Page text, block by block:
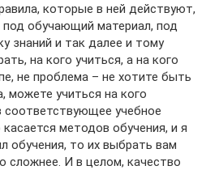
которые в ней действуют,
обучающий материал, под
знаний и так далее и тому
на кого учиться, а на кого
не проблема – не хотите быть
можете учиться на кого
соответствующее учебное
методов обучения, и я
обучения, то их выбрать вам
сложнее. И в целом, качество